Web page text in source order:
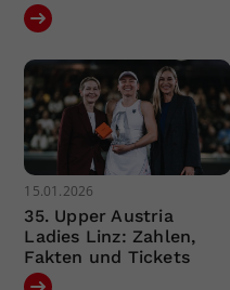
15.01.2026
35. Upper Austria
Ladies Linz: Zahlen,
Fakten und Tickets